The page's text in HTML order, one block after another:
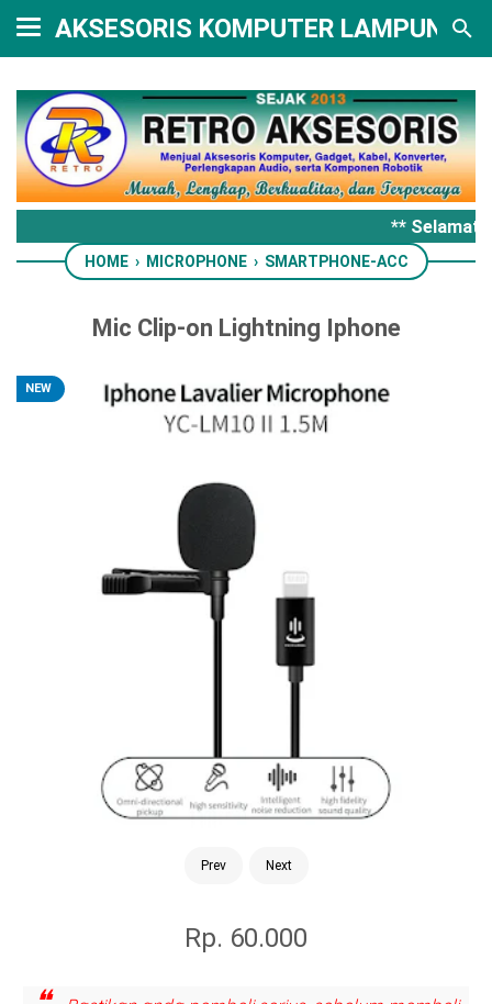
AKSESORIS KOMPUTER LAMPUNG
** Selamat
HOME › MICROPHONE › SMARTPHONE-ACC
Mic Clip-on Lightning Iphone
NEW
Prev Next
Rp. 60.000